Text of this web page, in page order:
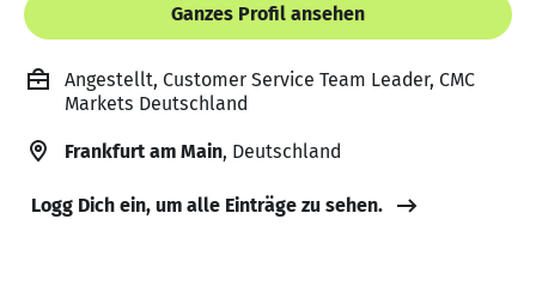
Ganzes Profil ansehen
Angestellt, Customer Service Team Leader, CMC
Markets Deutschland
Frankfurt am Main, Deutschland
Logg Dich ein, um alle Einträge zu sehen.